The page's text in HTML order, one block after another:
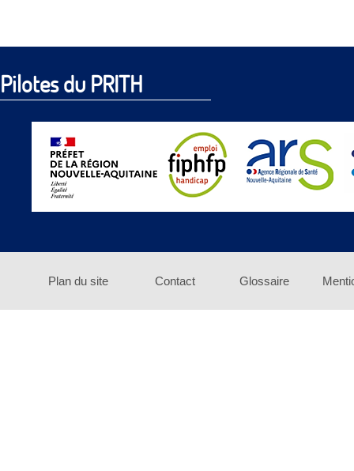
Pilotes du PRITH
Plan du site Contact Glossaire